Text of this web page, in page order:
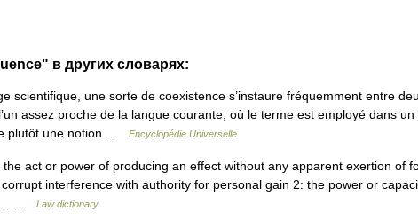
в других словарях:
scientifique, une sorte de coexistence s’instaure fréquemment entre
assez proche de la langue courante, où le terme est employé dans un
plutôt une notion …
Encyclopédie Universelle
act or power of producing an effect without any apparent exertion of
interference with authority for personal gain 2: the power or
…
Law dictionary